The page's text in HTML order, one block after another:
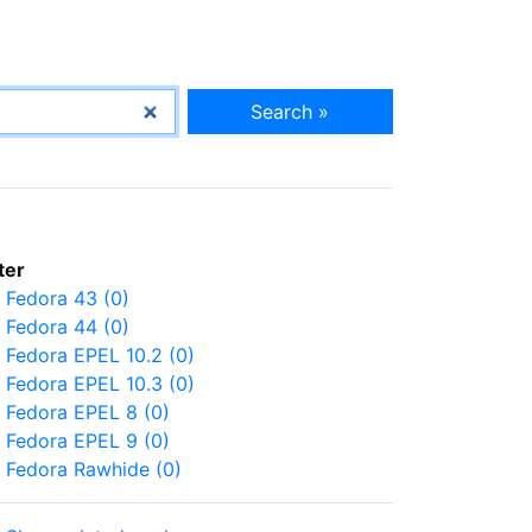
Search »
Fedora 43 (0)
Fedora 44 (0)
Fedora EPEL 10.2 (0)
Fedora EPEL 10.3 (0)
Fedora EPEL 8 (0)
Fedora EPEL 9 (0)
Fedora Rawhide (0)